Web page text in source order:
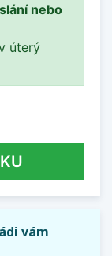
nebo
úterý
vám